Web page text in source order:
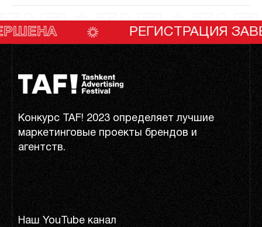
TAF! * TAF! *
РЕГИСТРАЦИЯ ЗАВЕРШЕНА
Конкурс TAF! 2023 определяет лучшие
маркетинговые проекты брендов и
агентств.
Наш YouTube канал